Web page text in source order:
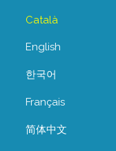
Català
English
한국어
Français
简体中文